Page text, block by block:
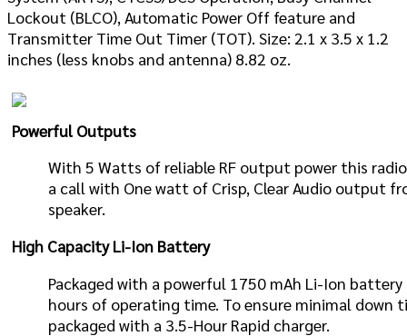
Lockout (BLCO), Automatic Power Off feature and
Transmitter Time Out Timer (TOT). Size: 2.1 x 3.5 x 1.2
inches (less knobs and antenna) 8.82 oz.
Powerful Outputs
With 5 Watts of reliable RF output power this radio
a call with One watt of Crisp, Clear Audio output
speaker.
High Capacity Li-Ion Battery
Packaged with a powerful 1750 mAh Li-Ion
hours of operating time. To ensure minimal down
packaged with a 3.5-Hour Rapid charger.